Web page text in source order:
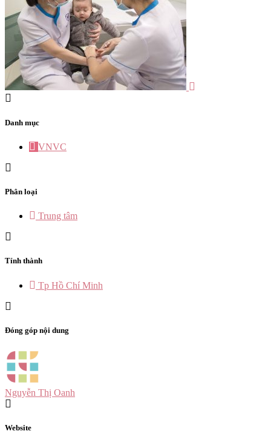
Danh mục
VNVC
Phân loại
Trung tâm
Tỉnh thành
Tp Hồ Chí Minh
Đóng góp nội dung
Nguyễn Thị Oanh
Website